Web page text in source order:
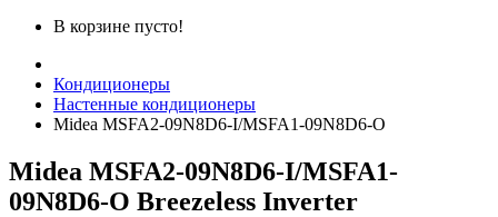
В корзине пусто!
Кондиционеры
Настенные кондиционеры
Midea MSFA2-09N8D6-I/MSFA1-09N8D6-O
Midea MSFA2-09N8D6-I/MSFA1-
09N8D6-O Breezeless Inverter